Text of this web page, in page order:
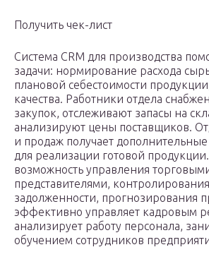
Получить чек-лист
Система CRM для производства
задачи: нормирование расхода
плановой себестоимости
качества. Работники отдела
закупок, отслеживают запасы на
анализируют цены поставщиков.
и продаж получает
для реализации готовой продукции.
возможность управления
представителями,
задолженности, прогнозирования
эффективно управляет кадровым
анализирует работу персонала,
обучением сотрудников